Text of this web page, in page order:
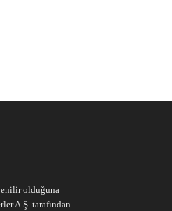
olduğuna
A.Ş. tarafından